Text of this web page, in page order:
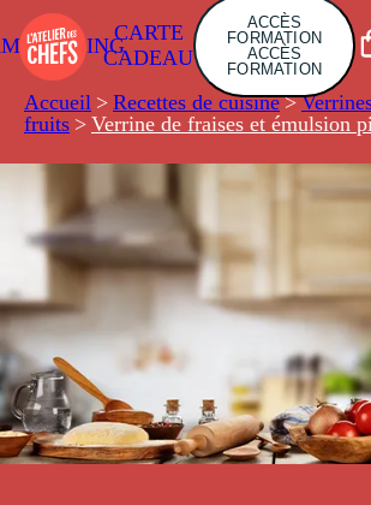
CARTE
CADEAU
ACCÈS
FORMATION
ACCÈS
FORMATION
Accueil > Recettes de cuisine >
fruits > Verrine de fraises et émulsion